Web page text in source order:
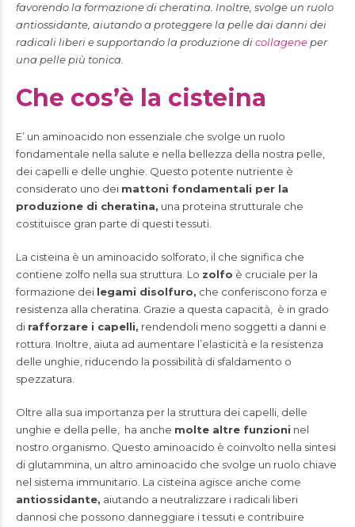
favorendo la formazione di cheratina. Inoltre, svolge un ruolo
antiossidante, aiutando a proteggere la pelle dai danni dei
radicali liberi e supportando la produzione dicollagene per
una pelle più tonica.
Che cos’è la cisteina
E’ un aminoacido non essenziale che svolge un ruolo
fondamentale nella salute e nella bellezza della nostra pelle,
dei capelli e delle unghie. Questo potente nutriente è
considerato uno dei mattoni fondamentali per la
produzione di cheratina, una proteina strutturale che
costituisce gran parte di questi tessuti.
La cisteina è un aminoacido solforato, il che significa che
contiene zolfo nella sua struttura. Lo zolfo è cruciale per la
formazione dei legami disolfuro, che conferiscono forza e
resistenza alla cheratina. Grazie a questa capacità, è in grado
di rafforzare i capelli, rendendoli meno soggetti a danni e
rottura. Inoltre, aiuta ad aumentare l’elasticità e la resistenza
delle unghie, riducendo la possibilità di sfaldamento o
spezzatura.
Oltre alla sua importanza per la struttura dei capelli, delle
unghie e della pelle, ha anche molte altre funzioni nel
nostro organismo. Questo aminoacido è coinvolto nella sintesi
di glutammina, un altro aminoacido che svolge un ruolo chiave
nel sistema immunitario. La cisteina agisce anche come
antiossidante, aiutando a neutralizzare i radicali liberi
dannosi che possono danneggiare i tessuti e contribuire